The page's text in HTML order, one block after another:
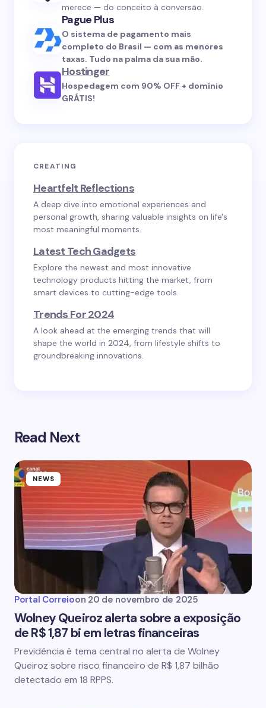
merece — do conceito à conversão.
Pague Plus
O sistema de pagamento mais
completo do Brasil — com as menores
taxas. Tudo na palma da sua mão.
Hostinger
Hospedagem com 90% OFF + domínio
GRÁTIS!
CREATING
Heartfelt Reflections
A deep dive into emotional experiences and
personal growth, sharing valuable insights on life's
most meaningful moments.
Latest Tech Gadgets
Explore the newest and most innovative
technology products hitting the market, from
smart devices to cutting-edge tools.
Trends For 2024
A look ahead at the emerging trends that will
shape the world in 2024, from lifestyle shifts to
groundbreaking innovations.
Read Next
NEWS
Portal Correioon 20 de novembro de 2025
Wolney Queiroz alerta sobre a exposição
de R$ 1,87 bi em letras financeiras
Previdência é tema central no alerta de Wolney
Queiroz sobre risco financeiro de R$ 1,87 bilhão
detectado em 18 RPPS.